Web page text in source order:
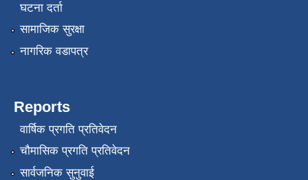
घटना दर्ता
सामाजिक सुरक्षा
नागरिक वडापत्र
Reports
वार्षिक प्रगति प्रतिवेदन
चौमासिक प्रगति प्रतिवेदन
सार्वजनिक सुनुवाई